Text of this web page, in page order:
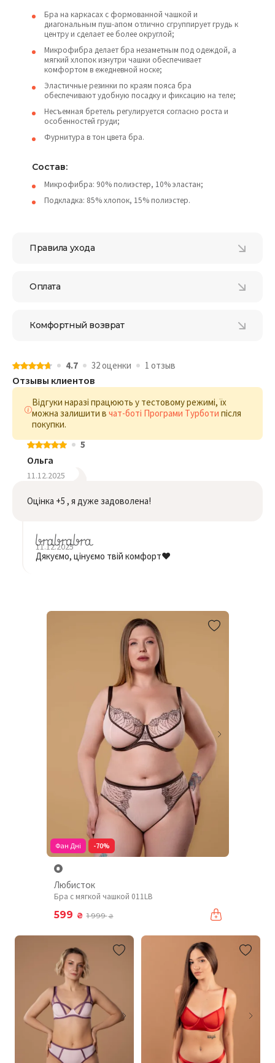
Бра на каркасах с формованной чашкой и
диагональным пуш-апом отлично сгруппирует грудь к
центру и сделает ее более округлой;
Микрофибра делает бра незаметным под одеждой, а
мягкий хлопок изнутри чашки обеспечивает
комфортом в ежедневной носке;
Эластичные резинки по краям пояса бра
обеспечивают удобную посадку и фиксацию на теле;
Несъемная бретель регулируется согласно роста и
особенностей груди;
Фурнитура в тон цвета бра.
Состав:
Микрофибра: 90% полиэстер, 10% эластан;
Подкладка: 85% хлопок, 15% полиэстер.
Правила ухода
Оплата
Комфортный возврат
4.7 32 оценки 1 отзыв
Отзывы клиентов
Відгуки наразі працюють у тестовому режимі, їх
можна залишити в чат-боті Програми Турботи після
покупки.
5
Ольга
11.12.2025
Оцінка +5 , я дуже задоволена!
11.12.2025
Дякуємо, цінуємо твій комфорт❤️
Фан Дні -70%
Любисток
Бра с мягкой чашкой 011LB
599 ₴ 1 999₴